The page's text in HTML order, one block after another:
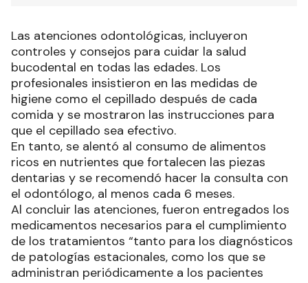
Las atenciones odontológicas, incluyeron
controles y consejos para cuidar la salud
bucodental en todas las edades. Los
profesionales insistieron en las medidas de
higiene como el cepillado después de cada
comida y se mostraron las instrucciones para
que el cepillado sea efectivo.
En tanto, se alentó al consumo de alimentos
ricos en nutrientes que fortalecen las piezas
dentarias y se recomendó hacer la consulta con
el odontólogo, al menos cada 6 meses.
Al concluir las atenciones, fueron entregados los
medicamentos necesarios para el cumplimiento
de los tratamientos “tanto para los diagnósticos
de patologías estacionales, como los que se
administran periódicamente a los pacientes